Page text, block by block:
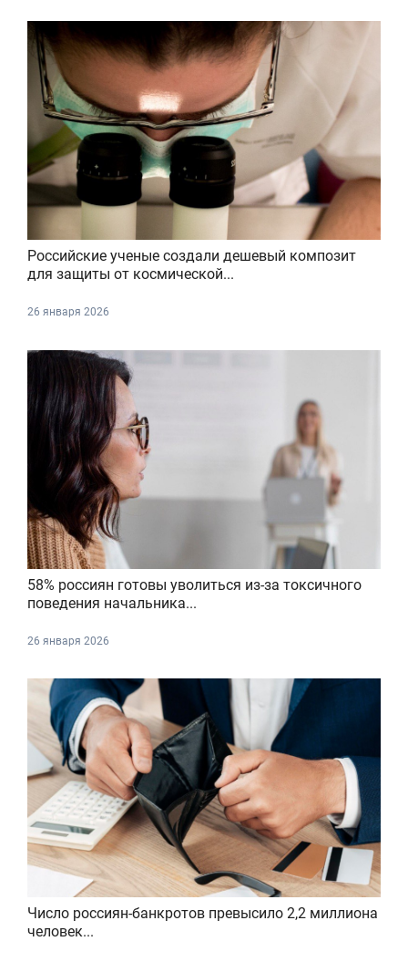
Российские ученые создали дешевый композит
для защиты от космической...
26 января 2026
58% россиян готовы уволиться из-за токсичного
поведения начальника...
26 января 2026
Число россиян-банкротов превысило 2,2 миллиона
человек...